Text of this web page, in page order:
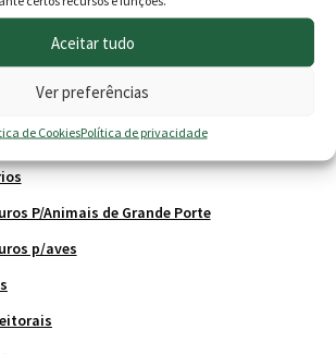
Aceitar tudo
Ver preferências
de CookiesPolítica de privacidade
P/Animais de Grande Porte
p/aves